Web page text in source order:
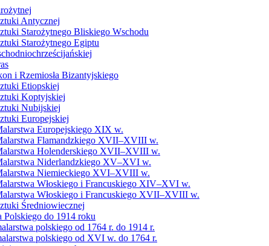
Antycznej
Starożytnego Bliskiego Wschodu
Starożytnego Egiptu
i Rzemiosła Bizantyjskiego
Etiopskiej
Koptyjskiej
Nubijskiej
Europejskiej
Europejskiego XIX w.
Flamandzkiego XVII–XVIII w.
Holenderskiego XVII–XVIII w.
Niderlandzkiego XV–XVI w.
Niemieckiego XVI–XVIII w.
Włoskiego i Francuskiego XIV–XVI w.
Włoskiego i Francuskiego XVII–XVIII w.
Średniowiecznej
Polskiego do 1914 roku
polskiego od 1764 r. do 1914 r.
polskiego od XVI w. do 1764 r.